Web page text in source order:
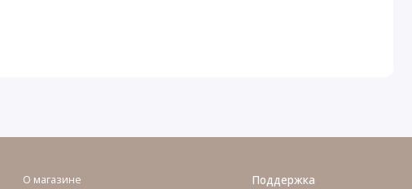
О магазине
Поддержка